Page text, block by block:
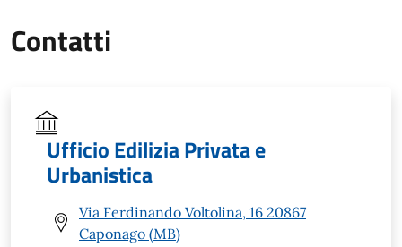
Contatti
Ufficio Edilizia Privata e
Urbanistica
Via Ferdinando Voltolina, 16 20867
Caponago (MB)